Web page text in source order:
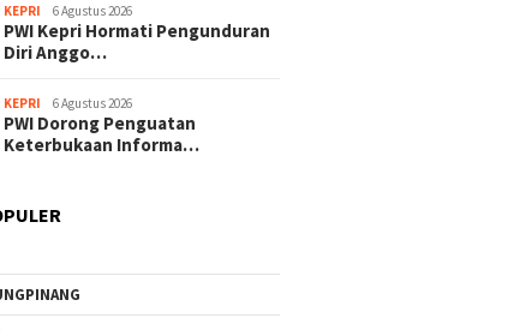
KEPRI 6 Agustus 2026
PWI Kepri Hormati Pengunduran
Diri Anggo…
KEPRI 6 Agustus 2026
PWI Dorong Penguatan
Keterbukaan Informa…